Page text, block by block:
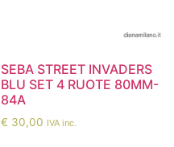
SEBA STREET INVADERS
BLU SET 4 RUOTE 80MM-
84A
€ 30,00 IVA inc.